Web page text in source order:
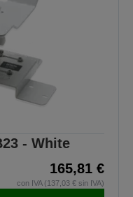
- White
165,81 €
con IVA (137,03 € sin IVA)